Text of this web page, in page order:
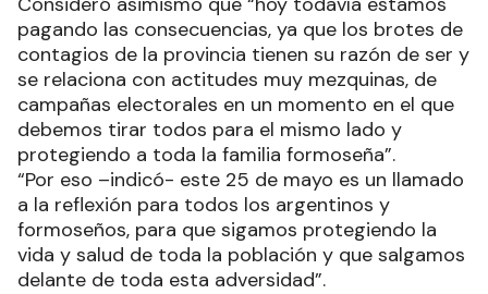
pagando las consecuencias, ya que los brotes de
contagios de la provincia tienen su razón de ser y
se relaciona con actitudes muy mezquinas, de
campañas electorales en un momento en el que
debemos tirar todos para el mismo lado y
protegiendo a toda la familia formoseña”.
“Por eso –indicó- este 25 de mayo es un llamado
a la reflexión para todos los argentinos y
formoseños, para que sigamos protegiendo la
vida y salud de toda la población y que salgamos
delante de toda esta adversidad”.